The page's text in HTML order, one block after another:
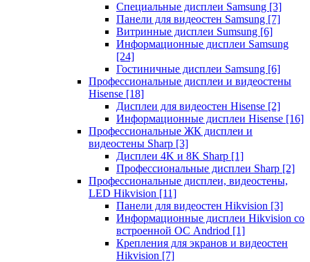
Специальные дисплеи Samsung [3]
Панели для видеостен Samsung [7]
Витринные дисплеи Sumsung [6]
Информационные дисплеи Samsung
[24]
Гостиничные дисплеи Samsung [6]
Профессиональные дисплеи и видеостены
Hisense [18]
Дисплеи для видеостен Hisense [2]
Информационные дисплеи Hisense [16]
Профессиональные ЖК дисплеи и
видеостены Sharp [3]
Дисплеи 4K и 8K Sharp [1]
Профессиональные дисплеи Sharp [2]
Профессиональные дисплеи, видеостены,
LED Hikvision [11]
Панели для видеостен Hikvision [3]
Информационные дисплеи Hikvision со
встроенной ОС Andriod [1]
Крепления для экранов и видеостен
Hikvision [7]